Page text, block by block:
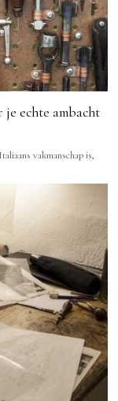
je echte ambacht
vakmanschap is,